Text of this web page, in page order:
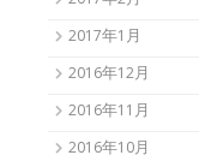
2017年1月
2016年12月
2016年11月
2016年10月